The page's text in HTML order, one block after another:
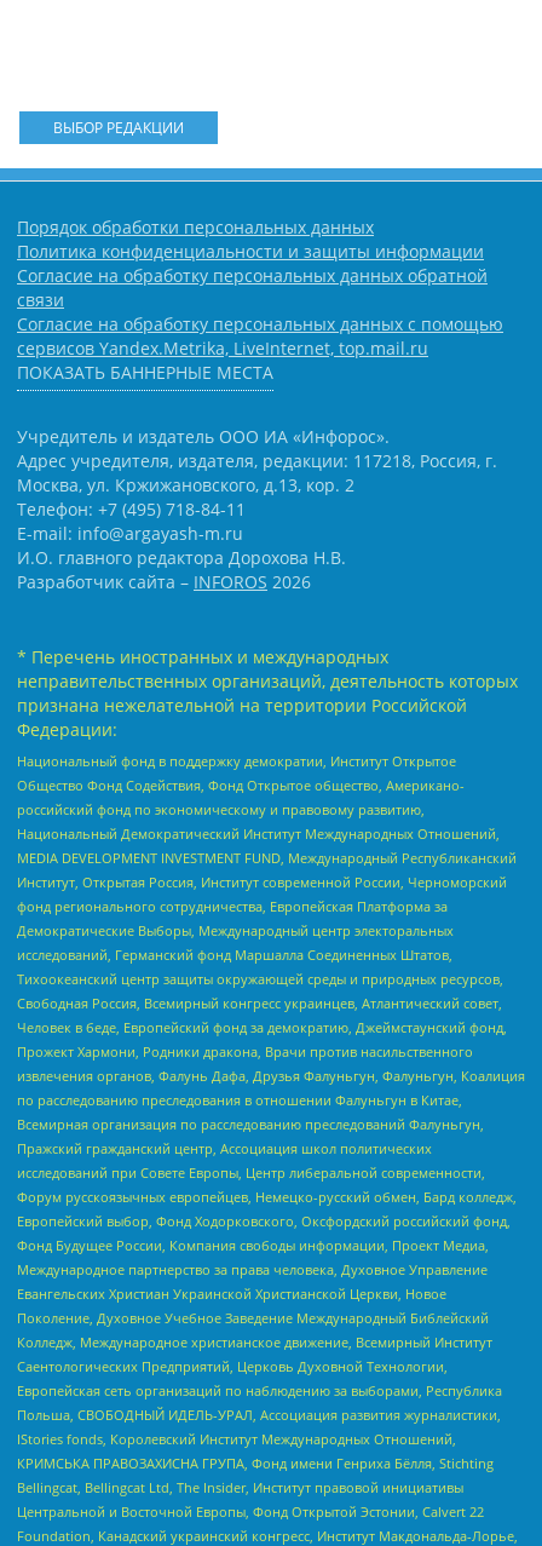
ВЫБОР РЕДАКЦИИ
Порядок обработки персональных данных
Политика конфиденциальности и защиты информации
Согласие на обработку персональных данных обратной
связи
Согласие на обработку персональных данных с помощью
сервисов Yandex.Metrika, LiveInternet, top.mail.ru
ПОКАЗАТЬ БАННЕРНЫЕ МЕСТА
Учредитель и издатель ООО ИА «Инфорос».
Адрес учредителя, издателя, редакции: 117218, Россия, г.
Москва, ул. Кржижановского, д.13, кор. 2
Телефон: +7 (495) 718-84-11
E-mail: info@argayash-m.ru
И.О. главного редактора Дорохова Н.В.
Разработчик сайта – INFOROS 2026
* Перечень иностранных и международных
неправительственных организаций, деятельность которых
признана нежелательной на территории Российской
Федерации:
Национальный фонд в поддержку демократии, Институт Открытое
Общество Фонд Содействия, Фонд Открытое общество, Американо-
российский фонд по экономическому и правовому развитию,
Национальный Демократический Институт Международных Отношений,
MEDIA DEVELOPMENT INVESTMENT FUND, Международный Республиканский
Институт, Открытая Россия, Институт современной России, Черноморский
фонд регионального сотрудничества, Европейская Платформа за
Демократические Выборы, Международный центр электоральных
исследований, Германский фонд Маршалла Соединенных Штатов,
Тихоокеанский центр защиты окружающей среды и природных ресурсов,
Свободная Россия, Всемирный конгресс украинцев, Атлантический совет,
Человек в беде, Европейский фонд за демократию, Джеймстаунский фонд,
Прожект Хармони, Родники дракона, Врачи против насильственного
извлечения органов, Фалунь Дафа, Друзья Фалуньгун, Фалуньгун, Коалиция
по расследованию преследования в отношении Фалуньгун в Китае,
Всемирная организация по расследованию преследований Фалуньгун,
Пражский гражданский центр, Ассоциация школ политических
исследований при Совете Европы, Центр либеральной современности,
Форум русскоязычных европейцев, Немецко-русский обмен, Бард колледж,
Европейский выбор, Фонд Ходорковского, Оксфордский российский фонд,
Фонд Будущее России, Компания свободы информации, Проект Медиа,
Международное партнерство за права человека, Духовное Управление
Евангельских Христиан Украинской Христианской Церкви, Новое
Поколение, Духовное Учебное Заведение Международный Библейский
Колледж, Международное христианское движение, Всемирный Институт
Саентологических Предприятий, Церковь Духовной Технологии,
Европейская сеть организаций по наблюдению за выборами, Республика
Польша, СВОБОДНЫЙ ИДЕЛЬ-УРАЛ, Ассоциация развития журналистики,
IStories fonds, Королевский Институт Международных Отношений,
КРИМСЬКА ПРАВОЗАХИСНА ГРУПА, Фонд имени Генриха Бёлля, Stichting
Bellingcat, Bellingcat Ltd, The Insider, Институт правовой инициативы
Центральной и Восточной Европы, Фонд Открытой Эстонии, Calvert 22
Foundation, Канадский украинский конгресс, Институт Макдональда-Лорье,